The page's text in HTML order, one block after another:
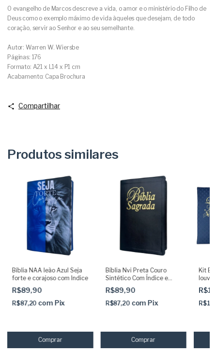
O evangelho de Marcos descreve a vida, o amor e o ministério do Filho de
Deus como o exemplo máximo de vida àqueles que desejam, de todo
coração, servir ao Senhor e ao seu semelhante.
Autor: Warren W. Wiersbe
Páginas: 176
Formato: A21 x L14 x P1 cm
Acabamento: Capa Brochura
Compartilhar
Produtos similares
Bíblia NAA leão Azul Seja
forte e corajoso com Indice
R$89,90
R$87,20 com Pix
Bíblia Nvi Preta Couro
Sintético Com Índice e
Letras Grandes
R$89,90
R$87,20 com Pix
Kit